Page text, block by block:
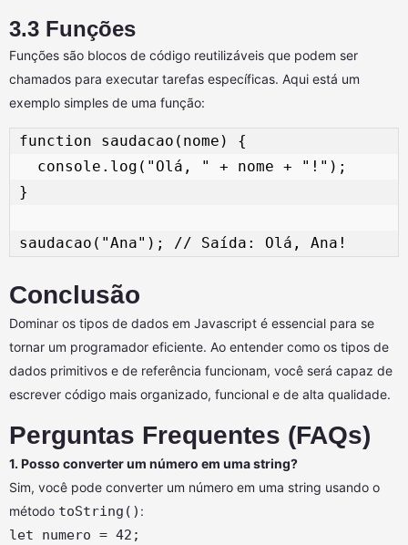
3.3 Funções
Funções são blocos de código reutilizáveis que podem ser
chamados para executar tarefas específicas. Aqui está um
exemplo simples de uma função:
function saudacao(nome) {
}
Conclusão
Dominar os tipos de dados em Javascript é essencial para se
tornar um programador eficiente. Ao entender como os tipos de
dados primitivos e de referência funcionam, você será capaz de
escrever código mais organizado, funcional e de alta qualidade.
Perguntas Frequentes (FAQs)
1. Posso converter um número em uma string?
Sim, você pode converter um número em uma string usando o
método toString() :
let numero = 42;